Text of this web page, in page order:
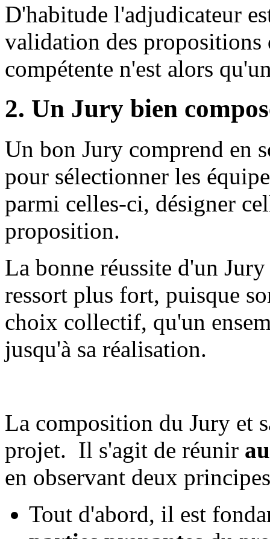
D'habitude l'adjudicateur
validation des propositions
compétente n'est alors
2. Un Jury bien
Un bon Jury comprend en
pour sélectionner les
parmi celles-ci, désigner
proposition.
La bonne réussite d'un
ressort plus fort, puisque
choix collectif, qu'un
jusqu'à sa réalisation.
La composition du Jury et
projet. Il s'agit de réunir
en observant deux
Tout d'abord, il est